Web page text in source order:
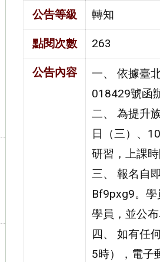
公告等級 轉知
點閱次數 263
公告內容
一、 依據臺
018429號函
二、 為提升
日（三）、
研習，上課
三、 報名自
Bf9pxg9。
學員，並公
四、 如有任
5時），電子